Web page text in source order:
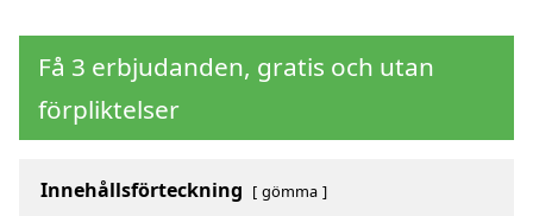
Få 3 erbjudanden, gratis och utan
förpliktelser
Innehållsförteckning gömma